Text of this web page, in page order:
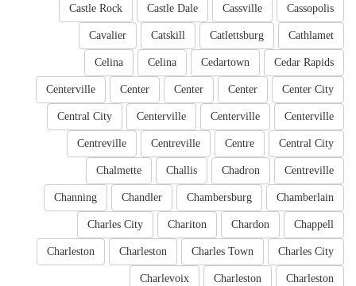
Cassopolis
Cassville
Castle Dale
Castle Rock
Cathlamet
Catlettsburg
Catskill
Cavalier
Cedar Rapids
Cedartown
Celina
Celina
Center City
Center
Center
Center
Centerville
Centerville
Centerville
Centerville
Central City
Central City
Centre
Centreville
Centreville
Centreville
Chadron
Challis
Chalmette
Chamberlain
Chambersburg
Chandler
Channing
Chappell
Chardon
Chariton
Charles City
Charles City
Charles Town
Charleston
Charleston
Charleston
Charleston
Charlevoix